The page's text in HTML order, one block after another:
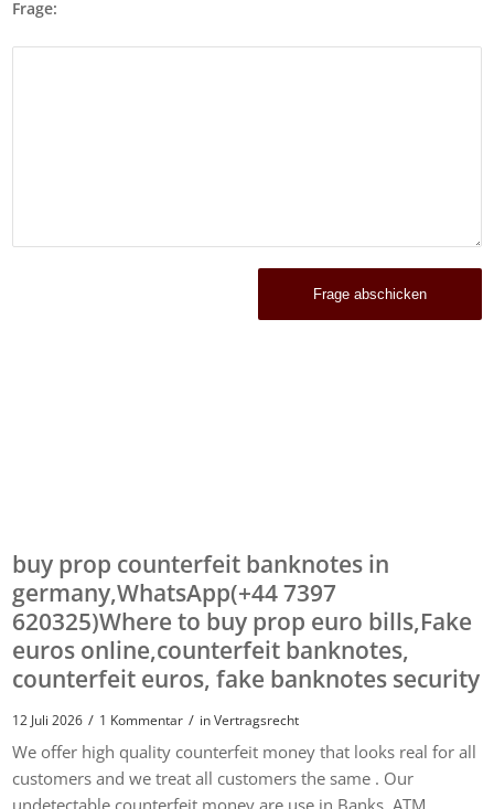
Frage:
buy prop counterfeit banknotes in
germany,WhatsApp(+44 7397
620325)Where to buy prop euro bills,Fake
euros online,counterfeit banknotes,
counterfeit euros, fake banknotes security
12 Juli 2026 / 1 Kommentar / inVertragsrecht
We offer high quality counterfeit money that looks real for all
customers and we treat all customers the same . Our
undetectable counterfeit money are use in Banks ,ATM